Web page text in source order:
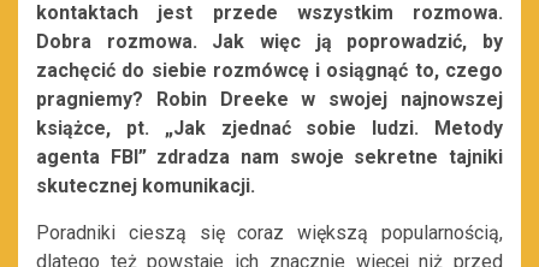
kontaktach jest przede wszystkim rozmowa.
Dobra rozmowa. Jak więc ją poprowadzić, by
zachęcić do siebie rozmówcę i osiągnąć to, czego
pragniemy? Robin Dreeke w swojej najnowszej
książce, pt. „Jak zjednać sobie ludzi. Metody
agenta FBI” zdradza nam swoje sekretne tajniki
skutecznej komunikacji.
Poradniki cieszą się coraz większą popularnością,
dlatego też powstaje ich znacznie więcej niż przed